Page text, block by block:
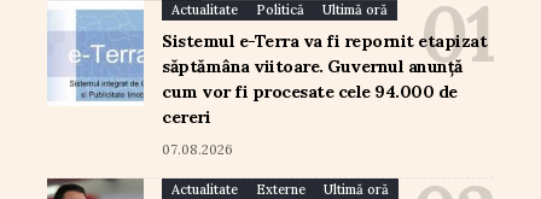
Actualitate Politică Ultimă oră
Sistemul e-Terra va fi repornit etapizat
săptămâna viitoare. Guvernul anunță
cum vor fi procesate cele 94.000 de
cereri
07.08.2026
Actualitate Externe Ultimă oră